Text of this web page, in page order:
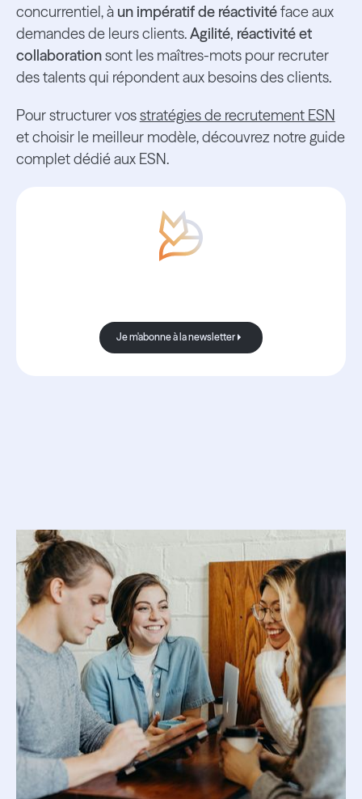
concurrentiel, à un impératif de réactivitéface aux
demandes de leurs clients.Agilité, réactivité et
collaborationsont les maîtres-mots pour recruter
des talents qui répondent aux besoins des clients.
Pour structurer vosstratégies de recrutement ESN
et choisir le meilleur modèle, découvrez notre guide
complet dédié aux ESN.
Je m'abonne à la newsletter
Je m'abonne à la newsletter